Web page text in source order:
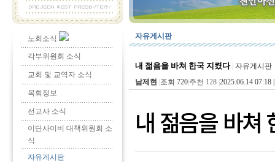
노회소식
각부위원회 소식
교회 및 교역자 소식
목회정보
선교사 소식
이단사이비 대책위원회 소
식
자유게시판
자유게시판
내 젊음을 바쳐 한국 지켰다
자유게시판
남제현 조회 720 추천 128 2025.06.14 07:18
내 젊음을 바쳐